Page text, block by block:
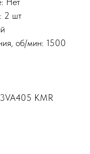
2 шт
об/мин: 1500
KMR